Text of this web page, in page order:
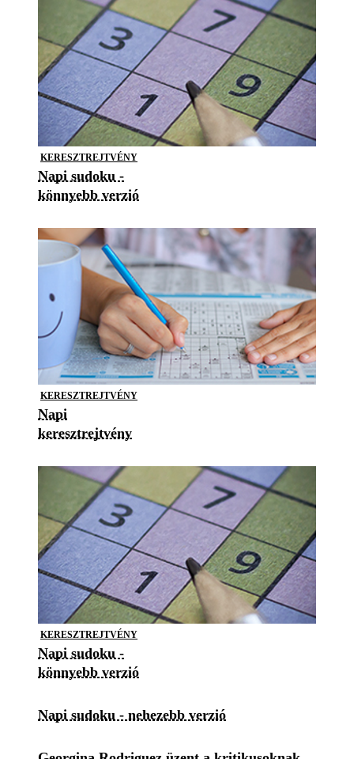
KERESZTREJTVÉNY
Napi sudoku -
könnyebb verzió
KERESZTREJTVÉNY
Napi
keresztrejtvény
KERESZTREJTVÉNY
Napi sudoku -
könnyebb verzió
Napi sudoku - nehezebb verzió